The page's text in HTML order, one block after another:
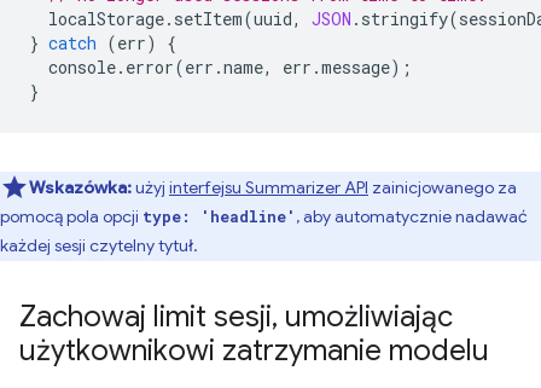
localStorage. setItem(uuid, JSON . stringify(
} catch (err)
{
console. error(err .name, err .message);
}
Wskazówka:użyj interfejsu Summarizer API zainicjowanego za
pomocą pola opcji type: 'headline' , aby automatycznie nadawać
każdej sesji czytelny tytuł.
Zachowaj limit sesji, umożliwiając
użytkownikowi zatrzymanie modelu